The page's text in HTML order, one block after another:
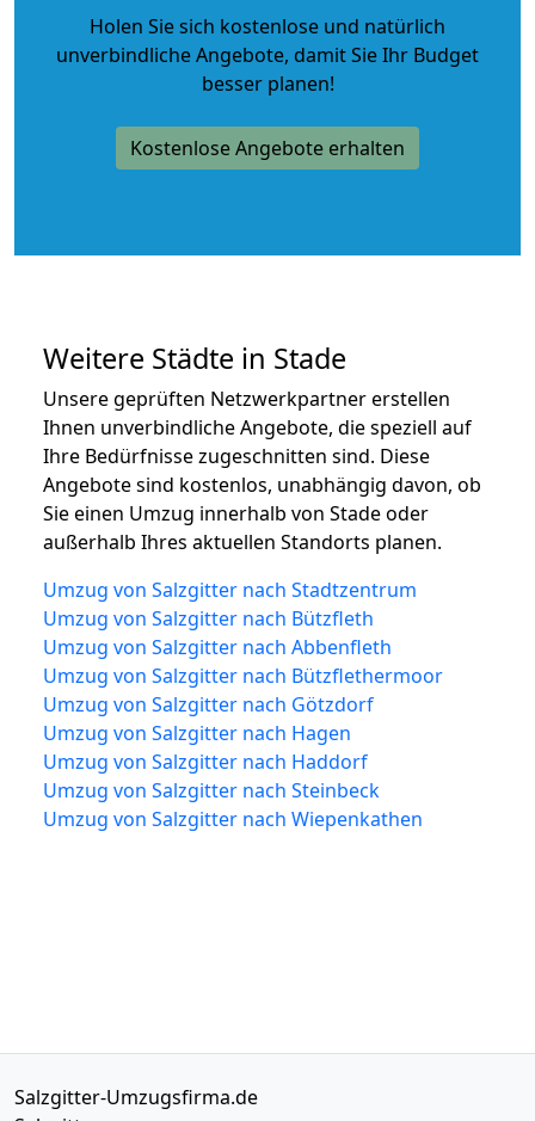
Holen Sie sich kostenlose und natürlich
unverbindliche Angebote, damit Sie Ihr Budget
besser planen!
Kostenlose Angebote erhalten
Weitere Städte in Stade
Unsere geprüften Netzwerkpartner erstellen
Ihnen unverbindliche Angebote, die speziell auf
Ihre Bedürfnisse zugeschnitten sind. Diese
Angebote sind kostenlos, unabhängig davon, ob
Sie einen Umzug innerhalb von Stade oder
außerhalb Ihres aktuellen Standorts planen.
Umzug von Salzgitter nach Stadtzentrum
Umzug von Salzgitter nach Bützfleth
Umzug von Salzgitter nach Abbenfleth
Umzug von Salzgitter nach Bützflethermoor
Umzug von Salzgitter nach Götzdorf
Umzug von Salzgitter nach Hagen
Umzug von Salzgitter nach Haddorf
Umzug von Salzgitter nach Steinbeck
Umzug von Salzgitter nach Wiepenkathen
Salzgitter-Umzugsfirma.de